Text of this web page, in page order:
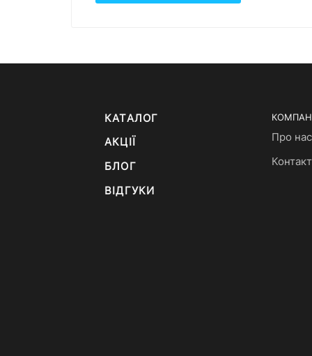
КАТАЛОГ
АКЦІЇ
БЛОГ
ВІДГУКИ
Про нас